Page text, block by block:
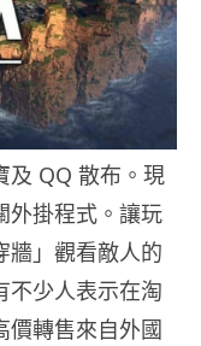
及 QQ 散布。現
外掛程式。讓玩
牆」觀看敵人的
不少人表示在淘
價轉售來自外國